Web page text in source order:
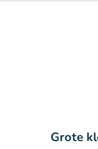
Grote